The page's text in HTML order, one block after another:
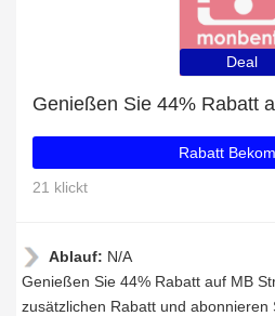
Deal
Rabatt
21 klickt
Ablauf: N/A
Genießen Sie 44% Rabatt auf MB
zusätzlichen Rabatt und abonnieren